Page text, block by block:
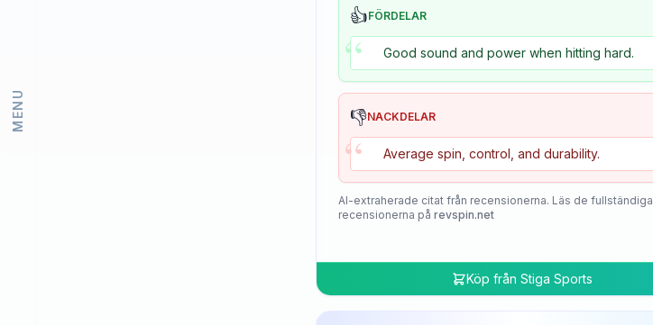
MENU
👍FÖRDELAR
“ Good sound and power when hitting hard.
👎NACKDELAR
“ Average spin, control, and durability.
AI-extraherade citat från recensionerna. Läs de fullständiga
recensionerna på revspin.net
Köp från Stiga Sports